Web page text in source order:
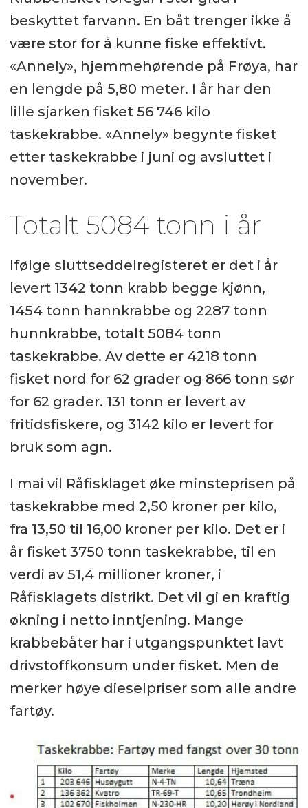
beskyttet farvann. En båt trenger ikke å
være stor for å kunne fiske effektivt.
«Annely», hjemmehørende på Frøya, har
en lengde på 5,80 meter. I år har den
lille sjarken fisket 56 746 kilo
taskekrabbe. «Annely» begynte fisket
etter taskekrabbe i juni og avsluttet i
november.
Totalt 5084 tonn i år
Ifølge sluttseddelregisteret er det i år
levert 1342 tonn krabb begge kjønn,
1454 tonn hannkrabbe og 2287 tonn
hunnkrabbe, totalt 5084 tonn
taskekrabbe. Av dette er 4218 tonn
fisket nord for 62 grader og 866 tonn sør
for 62 grader. 131 tonn er levert av
fritidsfiskere, og 3142 kilo er levert for
bruk som agn.
I mai vil Råfisklaget øke minsteprisen på
taskekrabbe med 2,50 kroner per kilo,
fra 13,50 til 16,00 kroner per kilo. Det er i
år fisket 3750 tonn taskekrabbe, til en
verdi av 51,4 millioner kroner, i
Råfisklagets distrikt. Det vil gi en kraftig
økning i netto inntjening. Mange
krabbebåter har i utgangspunktet lavt
drivstoffkonsum under fisket. Men de
merker høye dieselpriser som alle andre
fartøy.